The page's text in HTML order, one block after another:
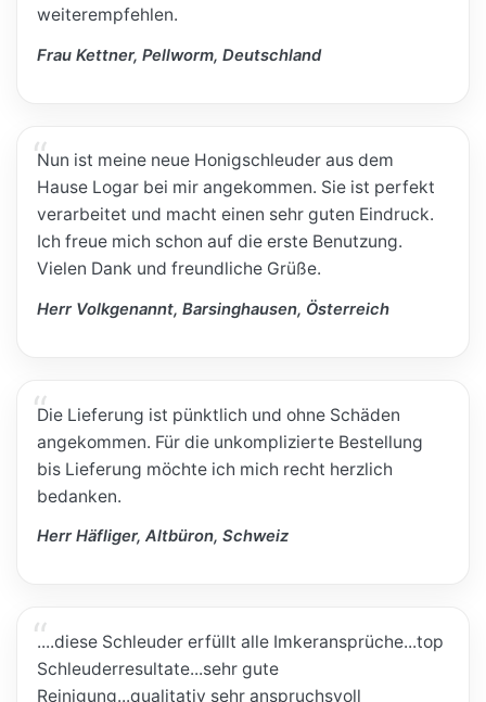
weiterempfehlen.
Frau Kettner, Pellworm, Deutschland
Nun ist meine neue Honigschleuder aus dem
Hause Logar bei mir angekommen. Sie ist perfekt
verarbeitet und macht einen sehr guten Eindruck.
Ich freue mich schon auf die erste Benutzung.
Vielen Dank und freundliche Grüße.
Herr Volkgenannt, Barsinghausen, Österreich
Die Lieferung ist pünktlich und ohne Schäden
angekommen. Für die unkomplizierte Bestellung
bis Lieferung möchte ich mich recht herzlich
bedanken.
Herr Häfliger, Altbüron, Schweiz
....diese Schleuder erfüllt alle Imkeransprüche...top
Schleuderresultate...sehr gute
Reinigung...qualitativ sehr anspruchsvoll